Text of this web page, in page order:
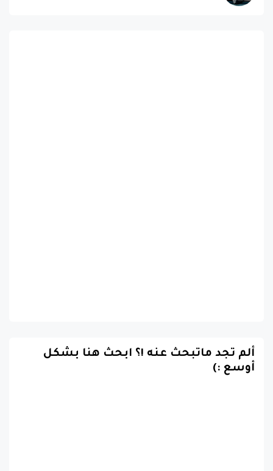
ألم تجد ماتبحث عنه !؟ ابحث هنا بشكل
أوسع :)